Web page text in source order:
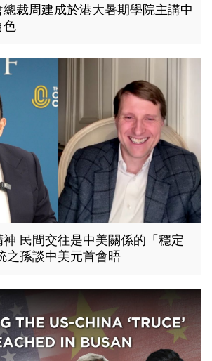
裁周建成於港大暑期學院主講中
色
民間交往是中美關係的「穩定
之孫談中美元首會晤